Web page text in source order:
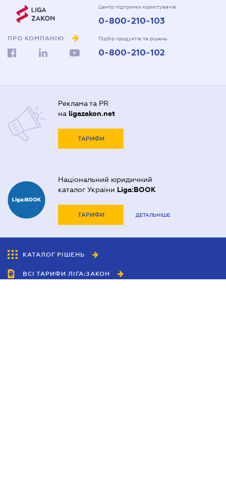
ПРО КОМПАНІЮ
Центр підтримки користувачів
0-800-210-103
Підбір продуктів та рішень
0-800-210-102
Реклама та PR
на ligazakon.net
ТАРИФИ
Національний юридичний
каталог України Liga:BOOK
ТАРИФИ ДЕТАЛЬНІШЕ
КАТАЛОГ РІШЕНЬ
ВСІ ТАРИФИ ЛІГА:ЗАКОН